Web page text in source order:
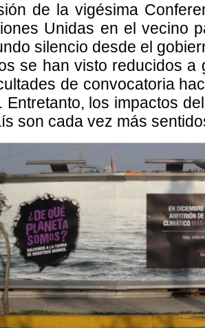
de la vigésima
Unidas en el vecino
silencio desde el
se han visto reducidos a
de convocatoria
Entretanto, los impactos
son cada vez más